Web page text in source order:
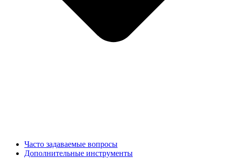
Часто задаваемые вопросы
Дополнительные инструменты